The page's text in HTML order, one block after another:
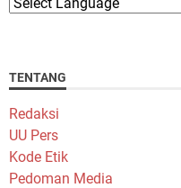
TENTANG
Redaksi
UU Pers
Kode Etik
Pedoman Media